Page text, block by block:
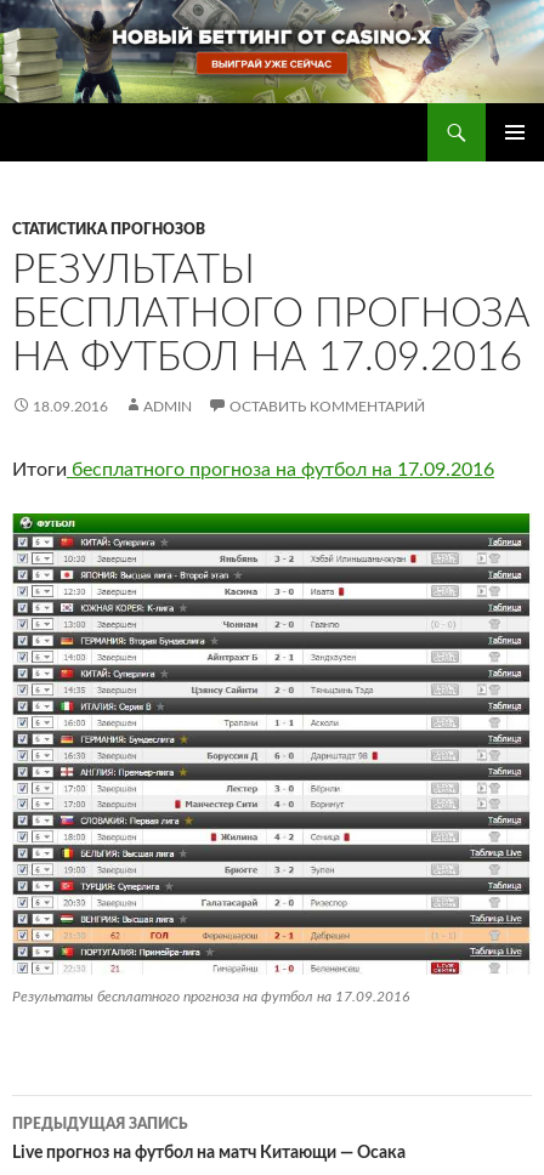
Перейти
к
содержимому
СТАТИСТИКА ПРОГНОЗОВ
РЕЗУЛЬТАТЫ
БЕСПЛАТНОГО ПРОГНОЗА
НА ФУТБОЛ НА 17.09.2016
18.09.2016 ADMIN ОСТАВИТЬ КОММЕНТАРИЙ
Итоги бесплатного прогноза на футбол на 17.09.2016
Результаты бесплатного прогноза на футбол на 17.09.2016
Навигация
по
ПРЕДЫДУЩАЯ ЗАПИСЬ
Live прогноз на футбол на матч Китающи — Осака